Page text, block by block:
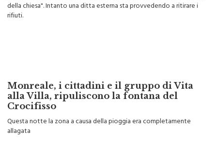
Ad Altofonte occupano il comune, "ma siamo pronti a salire sui tetti
della chiesa". Intanto una ditta esterna sta provvedendo a ritirare i
Monreale, i cittadini e il gruppo di Vita
alla Villa, ripuliscono la fontana del
Crocifisso
Questa notte la zona a causa della pioggia era completamente